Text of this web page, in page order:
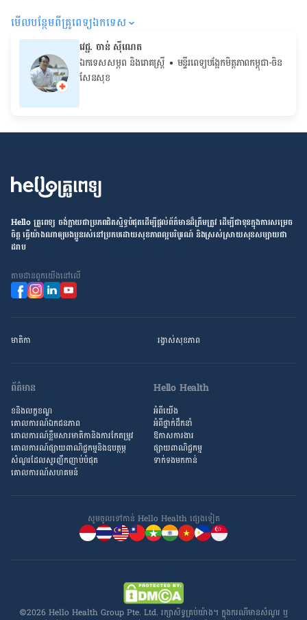
មើល​បន្ថែម​ពី​គ្រូពេទ្យ​ឯកទេស
វេជ្ជ. ចាន់ ស៊ីណេត
ឯកទេសសម្ភព និងរោគស្ត្រី • ម​ន្ទីរពេទ្យបង្អែកមិត្តភាពកម្ពុជា-ចិន
សែនសុខ
Hello គ្រូពេទ្យ ​ចង់​ក្លាយ​ជា​ប្រភព​ជិតស្និទ្ធបំផុតដើម្បី​ផ្ដល់​ព័ត៌មាន​ដ៏​ត្រឹមត្រូវ​ ដើម្បី​ជា​ទុន​ក្នុង​ការ​សម្រេច​
ចិត្ត ធ្វើ​យ៉ាង​ណា​ឲ្យ​បងប្អូន​រស់នៅ​ប្រកប​ដោយ​សុខភាព​ល្អ​បរិបូរណ៍ និង​ស្រស់ស្រាយ​សុខសប្បាយ​ជា​
ដរាប
តាម​ដាន​ពួក​យើង​នៅ​លើ
មាតិកា រង្វាស់​សុខភាព
ព័ត៌មាន
ខនិងលក្ខខណ្ឌ
គោលការណ៍ឯកជនភាព
គោលការណ៍​ខ្លឹម​សារ​មាតិកា​និង​ការ​កែតម្រូវ
គោលការណ៍ផ្សាយពាណិជ្ជកម្មនិងឧបត្ថម្ភ
សំណួរ​ដែល​សួរ​ញឹកញាប់​បំផុត
គោលការណ៍​សហគមន៍
Hello Health
អំពីយើង
អំពី​ថ្នាក់ដឹកនាំ
ឱកាស​ការងារ
ផ្សាយពាណិជ្ជកម្ម
ទាក់ទងមកកាន់
សូមចូល​ទៅកាន់ Hello Health ផ្សេង​ទៀត
©2026 Hello Health Group Pte. Ltd. រក្សាសិទ្ធ​គ្រប់យ៉ាង។ ក្នុង​ករណី​មាន​សំណួរ ឬ​